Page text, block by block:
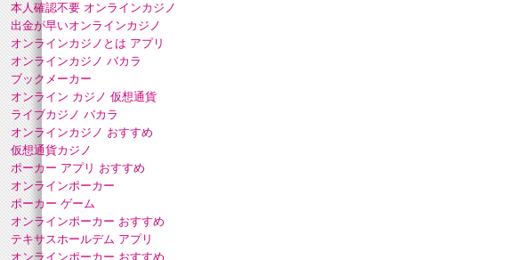
本人確認不要 オンラインカジノ
出金が早いオンラインカジノ
オンラインカジノとは アプリ
オンラインカジノ バカラ
ブックメーカー
オンライン カジノ 仮想通貨
ライブカジノ バカラ
オンラインカジノ おすすめ
仮想通貨カジノ
ポーカー アプリ おすすめ
オンラインポーカー
ポーカー ゲーム
オンラインポーカー おすすめ
テキサスホールデム アプリ
オンラインポーカー おすすめ